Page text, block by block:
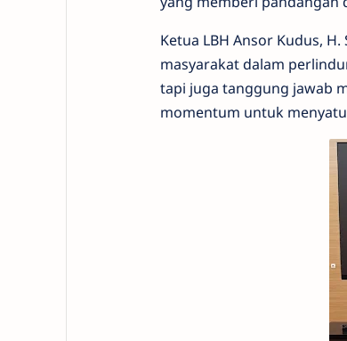
Ketua LBH Ansor Kudus,
masyarakat dalam
tapi juga tanggung jawab
momentum untuk